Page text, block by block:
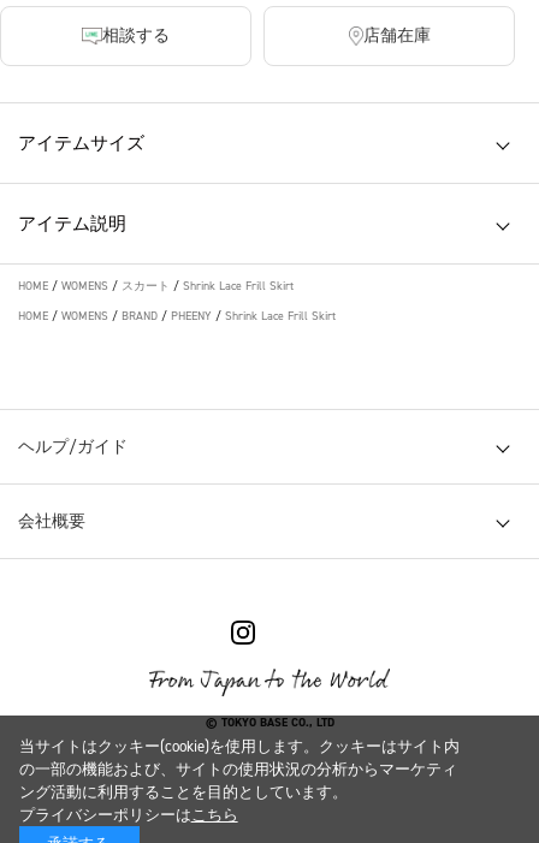
相談する 店舗在庫
アイテムサイズ
アイテム説明
HOME / WOMENS / スカート / Shrink Lace Frill Skirt
HOME / WOMENS / BRAND / PHEENY / Shrink Lace Frill Skirt
ヘルプ/ガイド
会社概要
© TOKYO BASE CO., LTD
当サイトはクッキー(cookie)を使用します。クッキーはサイト内
の一部の機能および、サイトの使用状況の分析からマーケティ
ング活動に利用することを目的としています。
プライバシーポリシーはこちら